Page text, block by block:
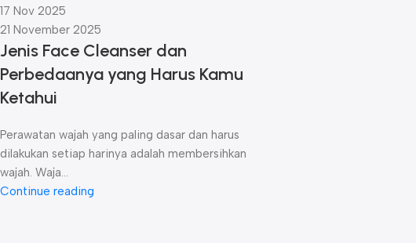
17 Nov 2025
21 November 2025
Jenis Face Cleanser dan
Perbedaanya yang Harus Kamu
Ketahui
Perawatan wajah yang paling dasar dan harus
dilakukan setiap harinya adalah membersihkan
wajah. Waja...
Continue reading